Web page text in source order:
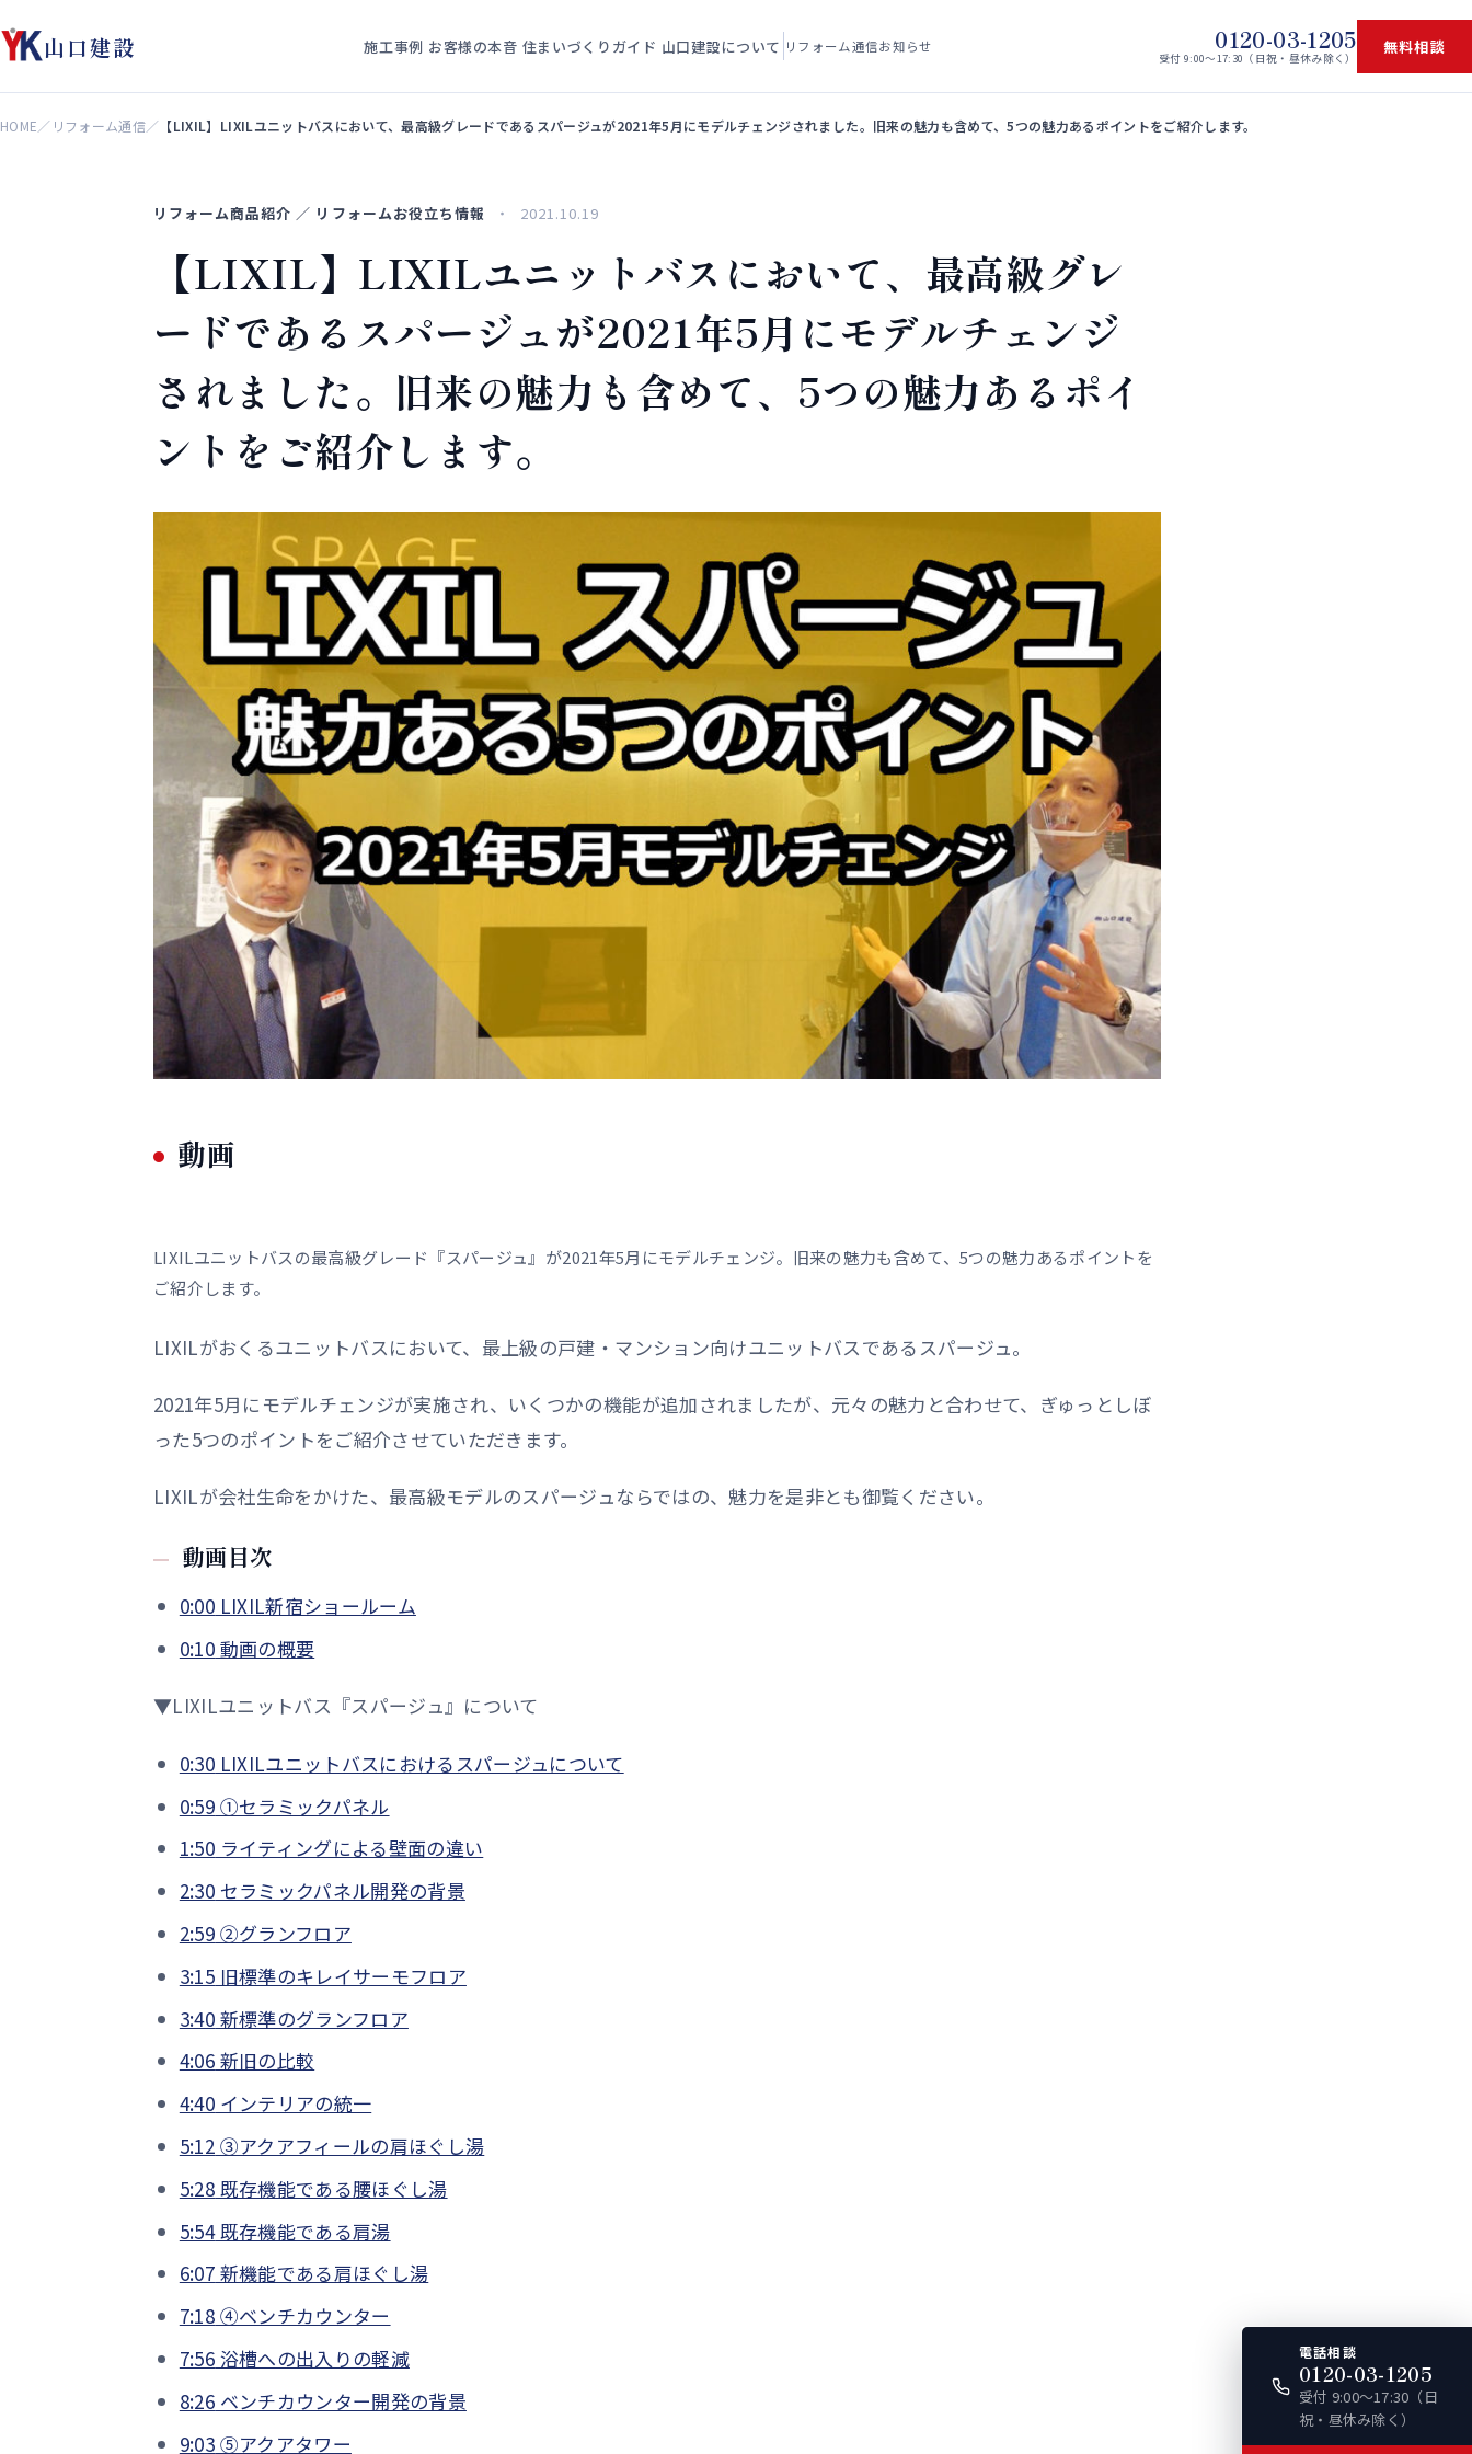
山口建設 施工事例 お客様の本音 住まいづくりガイド 山口建設について リフォーム通信お知らせ 0120-03-1205
受付 9:00〜17:30（日祝・昼休み除く）
無料相談
HOME／ リフォーム通信／ 【LIXIL】LIXILユニットバスにおいて、最高級グレードであるスパージュが2021年5月にモデルチェンジされました。旧来の魅力も含めて、5つの魅力あるポイントをご紹介します。
リフォーム商品紹介 ／ リフォームお役立ち情報 2021.10.19
【LIXIL】LIXILユニットバスにおいて、最高級グレ
ードであるスパージュが2021年5月にモデルチェンジ
されました。旧来の魅力も含めて、5つの魅力あるポイ
ントをご紹介します。
動画
LIXILユニットバスの最高級グレード『スパージュ』が2021年5月にモデルチェンジ。旧来の魅力も含めて、5つの魅力あるポイントを
ご紹介します。
LIXILがおくるユニットバスにおいて、最上級の戸建・マンション向けユニットバスであるスパージュ。
2021年5月にモデルチェンジが実施され、いくつかの機能が追加されましたが、元々の魅力と合わせて、ぎゅっとしぼ
った5つのポイントをご紹介させていただきます。
LIXILが会社生命をかけた、最高級モデルのスパージュならではの、魅力を是非とも御覧ください。
動画目次
0:00 LIXIL新宿ショールーム
0:10 動画の概要
▼LIXILユニットバス『スパージュ』について
0:30 LIXILユニットバスにおけるスパージュについて
0:59 ①セラミックパネル
1:50 ライティングによる壁面の違い
2:30 セラミックパネル開発の背景
2:59 ②グランフロア
3:15 旧標準のキレイサーモフロア
3:40 新標準のグランフロア
4:06 新旧の比較
4:40 インテリアの統一
5:12 ③アクアフィールの肩ほぐし湯
5:28 既存機能である腰ほぐし湯
5:54既存機能である肩湯
6:07 新機能である肩ほぐし湯
7:18 ④ベンチカウンター
7:56 浴槽への出入りの軽減
8:26 ベンチカウンター開発の背景
9:03 ⑤アクアタワー
電話相談
0120-03-1205
受付 9:00〜17:30（日
祝・昼休み除く）